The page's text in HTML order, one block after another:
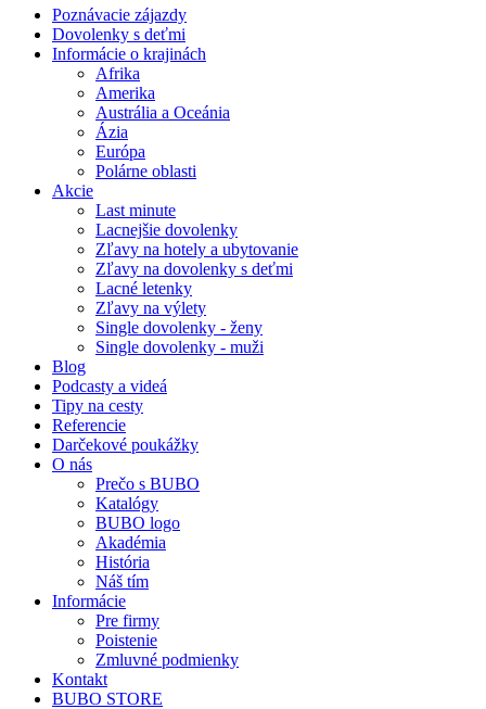
Poznávacie zájazdy
Dovolenky s deťmi
Informácie o krajinách
Afrika
Amerika
Austrália a Oceánia
Ázia
Európa
Polárne oblasti
Akcie
Last minute
Lacnejšie dovolenky
Zľavy na hotely a ubytovanie
Zľavy na dovolenky s deťmi
Lacné letenky
Zľavy na výlety
Single dovolenky - ženy
Single dovolenky - muži
Blog
Podcasty a videá
Tipy na cesty
Referencie
Darčekové poukážky
O nás
Prečo s BUBO
Katalógy
BUBO logo
Akadémia
História
Náš tím
Informácie
Pre firmy
Poistenie
Zmluvné podmienky
Kontakt
BUBO STORE